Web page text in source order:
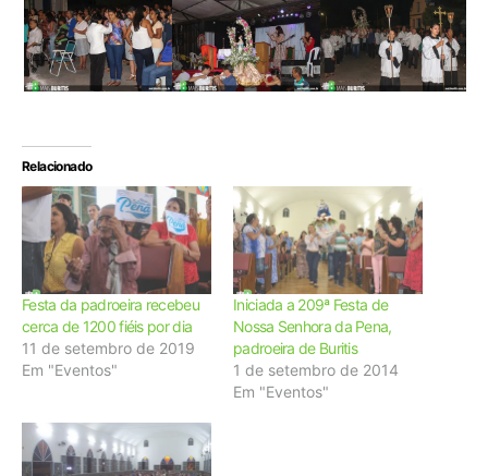
Relacionado
Festa da padroeira recebeu
cerca de 1200 fiéis por dia
11 de setembro de 2019
Em "Eventos"
Iniciada a 209ª Festa de
Nossa Senhora da Pena,
padroeira de Buritis
1 de setembro de 2014
Em "Eventos"